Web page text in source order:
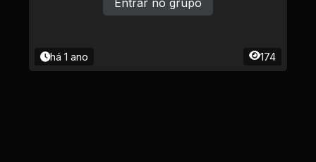
há 1 ano 174
Entrar no grupo